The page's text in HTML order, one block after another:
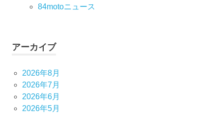
84motoニュース
アーカイブ
2026年8月
2026年7月
2026年6月
2026年5月